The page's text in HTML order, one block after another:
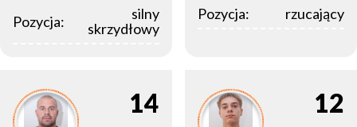
Pozycja:
silny
skrzydłowy
Pozycja:
rzucający
14 12